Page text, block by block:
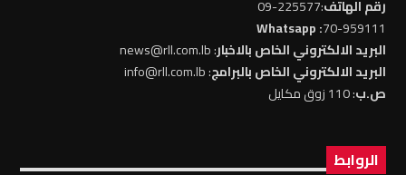
رقم الهاتف:225577-09
70-959111
: Whatsapp
البريد الالكتروني الخاص بالاخبار: news@rll.com.lb
البريد الالكتروني الخاص بالبرامج: info@rll.com.lb
ص.ب: 110 زوق مكايل
الروابط